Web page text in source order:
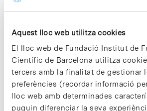
Aquest lloc web utilitza cookies
El lloc web de Fundació Institut de
Científic de Barcelona utilitza
tercers amb la finalitat de gestionar
preferències (recordar informació
lloc web amb determinades
puguin diferenciar la seva
La Unitat de
PCB col·labora amb
consorci CENIT de
càncer
Notícies
La Unitat de